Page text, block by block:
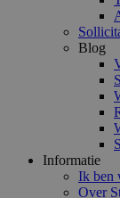
Blog
Informatie
Ik ben
Over